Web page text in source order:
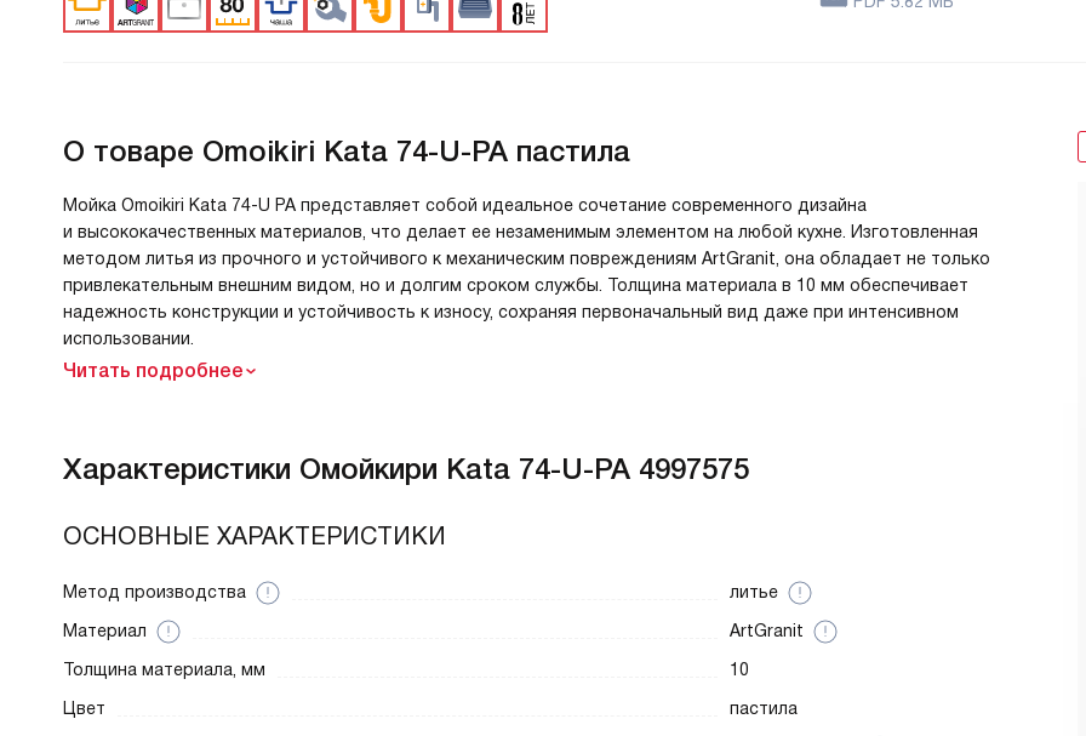
О товаре Omoikiri Kata 74-U-PA пастила
Мойка Omoikiri Kata 74-U PA представляет собой идеальное сочетание современного дизайна
и высококачественных материалов, что делает ее незаменимым элементом на любой кухне. Изготовленная
методом литья из прочного и устойчивого к механическим повреждениям ArtGranit, она обладает не только
привлекательным внешним видом, но и долгим сроком службы. Толщина материала в 10 мм обеспечивает
надежность конструкции и устойчивость к износу, сохраняя первоначальный вид даже при интенсивном
использовании.
Читать подробнее
Характеристики Омойкири Kata 74-U-PA 4997575
ОСНОВНЫЕ ХАРАКТЕРИСТИКИ
Метод производства
литье
Материал
ArtGranit
Толщина материала, мм
10
Цвет
пастила